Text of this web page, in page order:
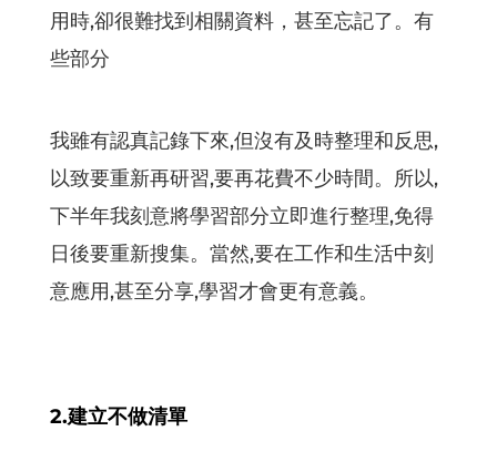
用時,卻很難找到相關資料，甚至忘記了。有
些部分
我雖有認真記錄下來,但沒有及時整理和反思,
以致要重新再研習,要再花費不少時間。所以,
下半年我刻意將學習部分立即進行整理,免得
日後要重新搜集。當然,要在工作和生活中刻
意應用,甚至分享,學習才會更有意義。
2.建立不做清單